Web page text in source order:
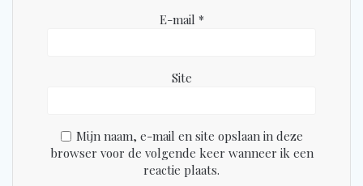
E-mail *
Site
Mijn naam, e-mail en site opslaan in deze
browser voor de volgende keer wanneer ik een
reactie plaats.